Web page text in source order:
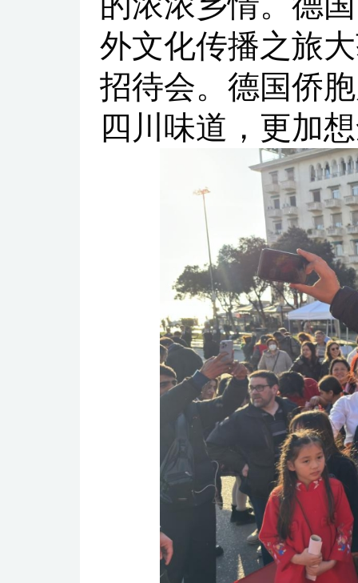
外文化传播之旅
招待会。德国侨
四川味道，更加